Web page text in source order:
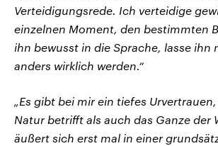
Verteidigungsrede. Ich verteidige
einzelnen Moment, den bestimmten
ihn bewusst in die Sprache, lasse ihn
anders wirklich werden.“
„Es gibt bei mir ein tiefes
Natur betrifft als auch das Ganze der
äußert sich erst mal in einer